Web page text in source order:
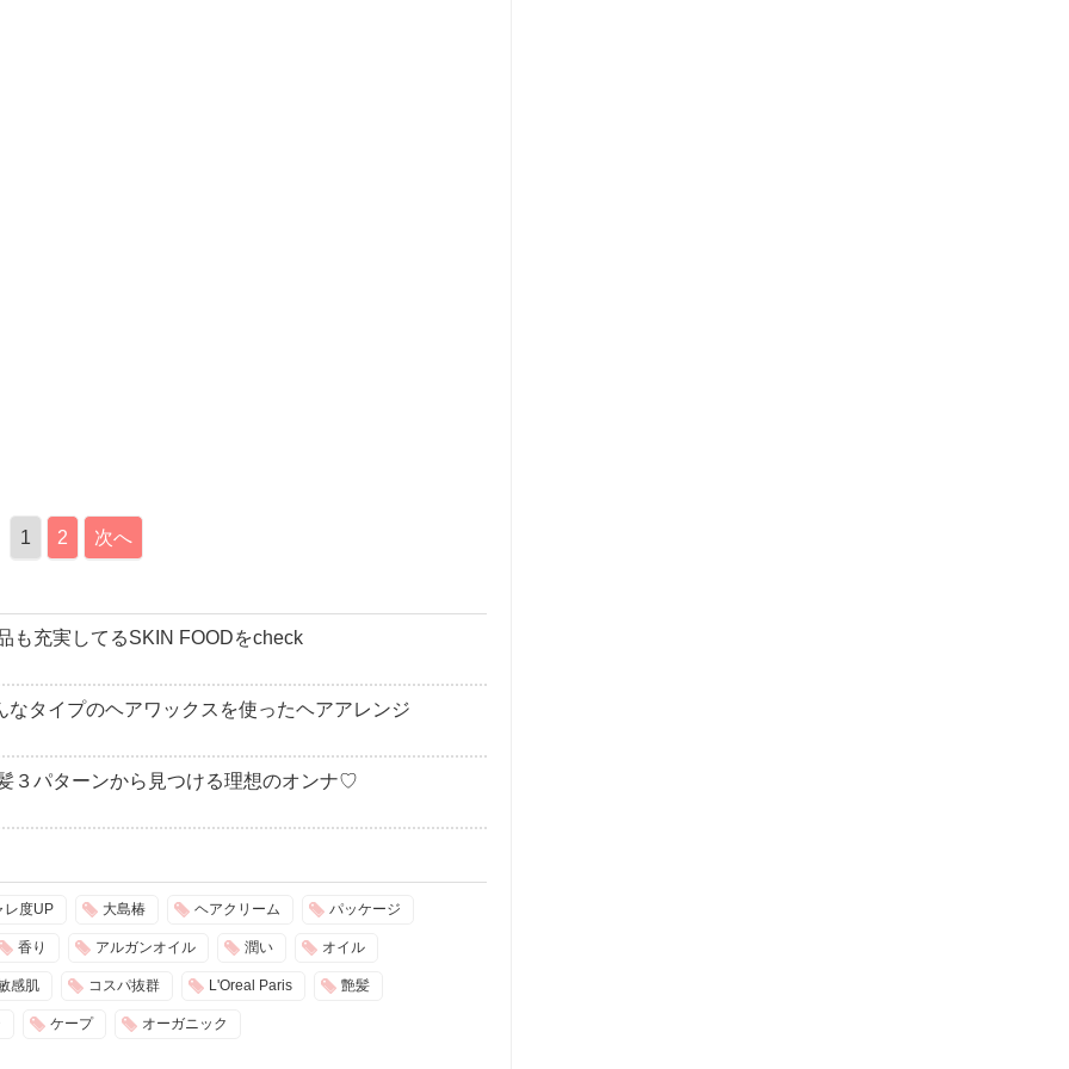
1 2 次へ
も充実してるSKIN FOODをcheck
タイプのヘアワックスを使ったヘアアレンジ
３パターンから見つける理想のオンナ♡
レ度UP 大島椿 ヘアクリーム パッケージ
香り アルガンオイル 潤い オイル
感肌 コスパ抜群 L'Oreal Paris 艶髪
ケープ オーガニック